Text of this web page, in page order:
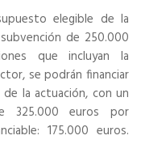
elegible de la
de 250.000
que incluyan la
se podrán financiar
la actuación, con un
325.000 euros por
175.000 euros.